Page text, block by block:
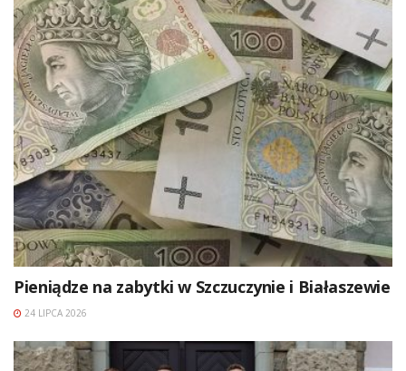
Pieniądze na zabytki w Szczuczynie i Białaszewie
24 LIPCA 2026